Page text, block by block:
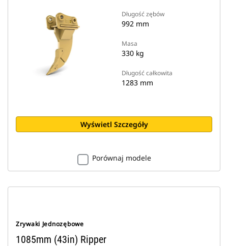
Długość zębów
992 mm
Masa
330 kg
Długość całkowita
1283 mm
Wyświetl Szczegóły
Porównaj modele
Zrywaki Jednozębowe
1085mm (43in) Ripper